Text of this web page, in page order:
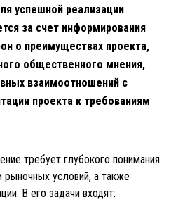
успешной реализации
за счет информирования
о преимуществах проекта,
общественного мнения,
взаимоотношений с
проекта к требованиям
требует глубокого понимания
условий, а также
В его задачи входят: